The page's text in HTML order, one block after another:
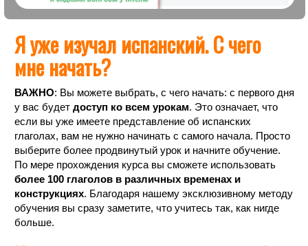
Я уже изучал испанский. С чего
мне начать?
ВАЖНО: Вы можете выбрать, с чего начать: с первого дня
у вас будет доступ ко всем урокам. Это означает, что
если вы уже имеете представление об испанских
глаголах, вам не нужно начинать с самого начала. Просто
выберите более продвинутый урок и начните обучение.
По мере прохождения курса вы сможете использовать
более 100 глаголов в различных временах и
конструкциях. Благодаря нашему эксклюзивному методу
обучения вы сразу заметите, что учитесь так, как нигде
больше.